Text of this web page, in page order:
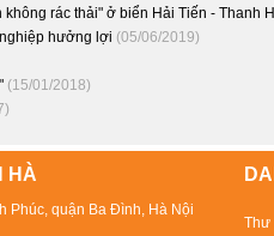
rác thải" ở biển Hải Tiến - Thanh
hưởng lợi (05/06/2019)
(15/01/2018)
HÀ
Phúc, quận Ba Đình, Hà Nội
Thư